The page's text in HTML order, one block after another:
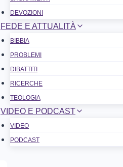
DEVOZIONI
FEDE E ATTUALITÀ
BIBBIA
PROBLEMI
DIBATTITI
RICERCHE
TEOLOGIA
VIDEO E PODCAST
VIDEO
PODCAST